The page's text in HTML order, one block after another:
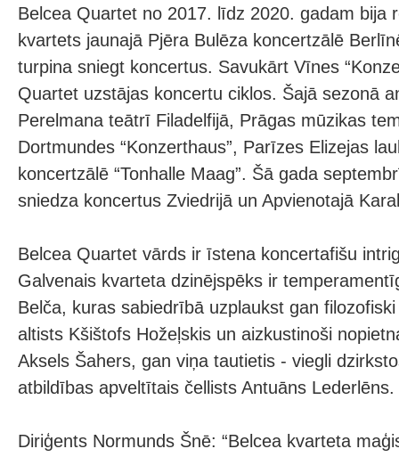
Belcea Quartet no 2017. līdz 2020. gadam bija
kvartets jaunajā Pjēra Bulēza koncertzālē
turpina sniegt koncertus. Savukārt Vīnes
Quartet uzstājas koncertu ciklos. Šajā sezonā
Perelmana teātrī Filadelfijā, Prāgas mūzikas
Dortmundes “Konzerthaus”, Parīzes Elizejas
koncertzālē “Tonhalle Maag”. Šā gada
sniedza koncertus Zviedrijā un Apvienotajā
Belcea Quartet vārds ir īstena koncertafišu
Galvenais kvarteta dzinējspēks ir
Belča, kuras sabiedrībā uzplaukst gan
altists Kšištofs Hožeļskis un aizkustinoši
Aksels Šahers, gan viņa tautietis - viegli
atbildības apveltītais čellists Antuāns Lederlēns.
Diriģents Normunds Šnē: “Belcea kvarteta